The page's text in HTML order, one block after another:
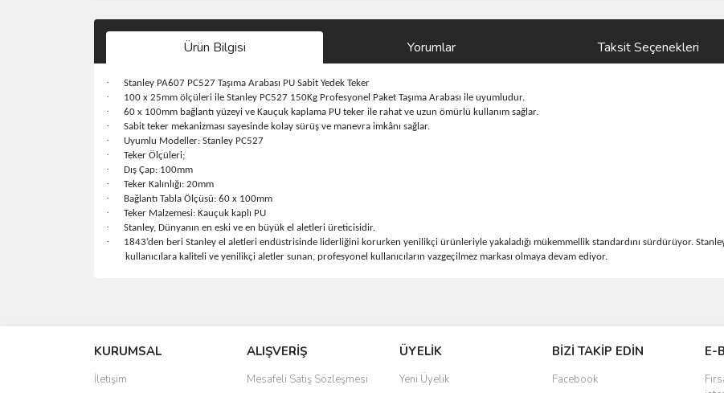
Ürün Bilgisi Yorumlar Taksit Seçenekleri
· Stanley PA607 PC527 Taşıma Arabası PU Sabit Yedek Teker
· 100 x 25mm ölçüleri ile Stanley PC527 150Kg Profesyonel Paket Taşıma Arabası ile uyumludur.
· 60 x 100mm bağlantı yüzeyi ve Kauçuk kaplama PU teker ile rahat ve uzun ömürlü kullanım sağlar.
· Sabit teker mekanizması sayesinde kolay sürüş ve manevra imkânı sağlar.
· Uyumlu Modeller: Stanley PC527
· Teker Ölçüleri;
· Dış Çap: 100mm
· Teker Kalınlığı: 20mm
· Bağlantı Tabla Ölçüsü: 60 x 100mm
· Teker Malzemesi: Kauçuk kaplı PU
· Stanley, Dünyanın en eski ve en büyük el aletleri üreticisidir.
·
1843’den beri Stanley el aletleri endüstrisinde liderliğini korurken yenilikçi ürünleriyle yakaladığı mükemmellik standardını sürdürüyor.
kullanıcılara kaliteli ve yenilikçi aletler sunan, profesyonel kullanıcıların vazgeçilmez markası olmaya devam ediyor.
Ürün resmi kalitesiz, bozuk veya görüntülenemiyor.
Ürün açıklamasında eksik bilgiler bulunuyor.
KURUMSAL
İletişim
ALIŞVERİŞ
Mesafeli Satış Sözleşmesi
ÜYELİK
Yeni Üyelik
BİZİ TAKİP EDİN
Facebook
E-